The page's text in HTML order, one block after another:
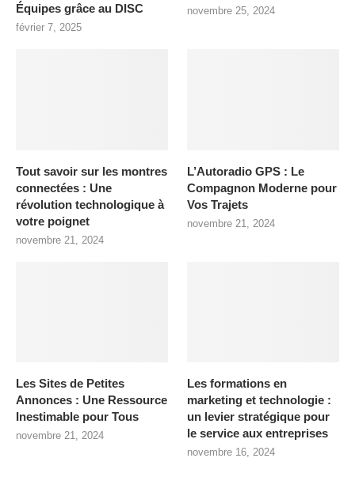
Équipes grâce au DISC
février 7, 2025
novembre 25, 2024
Tout savoir sur les montres
connectées : Une
révolution technologique à
votre poignet
novembre 21, 2024
L’Autoradio GPS : Le
Compagnon Moderne pour
Vos Trajets
novembre 21, 2024
Les Sites de Petites
Annonces : Une Ressource
Inestimable pour Tous
novembre 21, 2024
Les formations en
marketing et technologie :
un levier stratégique pour
le service aux entreprises
novembre 16, 2024